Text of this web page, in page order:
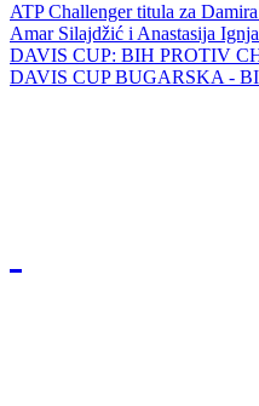
ATP Challenger titula za
Amar Silajdžić i Anastasija
DAVIS CUP: BIH PROTIV
DAVIS CUP BUGARSKA -